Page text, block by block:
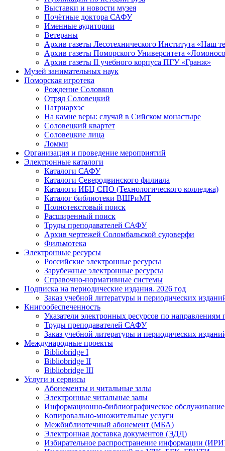
Выставки и новости музея
Почётные доктора САФУ
Именные аудитории
Ветераны
Архив газеты Лесотехнического Института «Наш
Архив газеты Поморского Университета
Архив газеты II учебного корпуса ПГУ «Гранж»
Музей занимательных наук
Поморская игротека
Рождение Соловков
Отряд Соловецкий
Патриархэс
На камне веры: случай в Сийском монастыре
Соловецкий квартет
Соловецкие лица
Ломми
Организация и проведение мероприятий
Электронные каталоги
Каталоги САФУ
Каталоги Северодвинского филиала
Каталоги ИБЦ СПО (Технологического колледжа)
Каталог библиотеки ВШРиМТ
Полнотекстовый поиск
Расширенный поиск
Труды преподавателей САФУ
Архив чертежей Соломбальской судоверфи
Фильмотека
Электронные ресурсы
Российские электронные ресурсы
Зарубежные электронные ресурсы
Справочно-нормативные системы
Подписка на периодические издания. 2026 год
Заказ учебной литературы и периодических
Книгообеспеченность
Указатели электронных ресурсов по направлениям
Труды преподавателей САФУ
Заказ учебной литературы и периодических
Международные проекты
Bibliobridge I
Bibliobridge II
Bibliobridge III
Услуги и сервисы
Абонементы и читальные залы
Электронные читальные залы
Информационно-библиографическое обслуживание
Копировально-множительные услуги
Межбиблиотечный абонемент (МБА)
Электронная доставка документов (ЭДД)
Избирательное распространение информации